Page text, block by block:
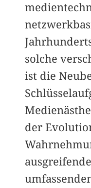
solche
ist die
der